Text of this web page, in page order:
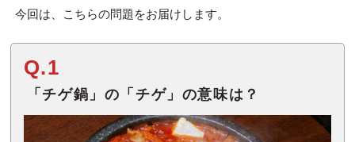
今回は、こちらの問題をお届けします。
Q.1
「チゲ鍋」の「チゲ」の意味は？